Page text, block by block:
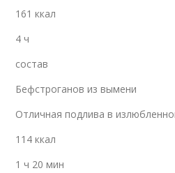
161 ккал
4 ч
состав
Бефстроганов из вымени
Отличная подлива в
114 ккал
1 ч 20 мин